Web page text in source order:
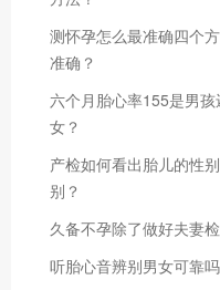
测怀孕怎么最准确四个
准确？
六个月胎心率155是男
女？
产检如何看出胎儿的性
别？
久备不孕除了做好夫妻
听胎心音辨别男女可靠